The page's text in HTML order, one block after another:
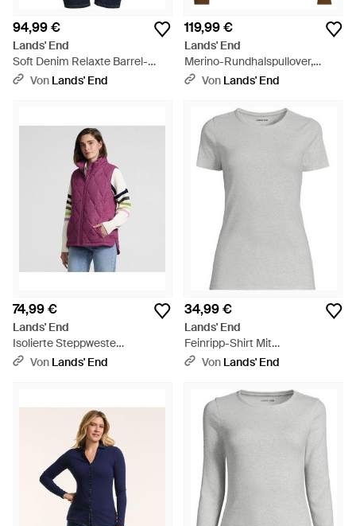
94,99 €
Lands' End
Soft Denim Relaxte Barrel-
Jeans Mid Waist, Damen,
Von Lands' End
119,99 €
Lands' End
Merino-Rundhalspullover,
Herren, Größe Regular, Wolle,
Von Lands' End
74,99 €
Lands' End
Isolierte Steppweste
Featherfree, Damen, Größe
Von Lands' End
34,99 €
Lands' End
Feinripp-Shirt Mit
Rundhalsausschnitt Und
Regular, Baumwolle/Elasthan,
By - Grau
Von Lands' End